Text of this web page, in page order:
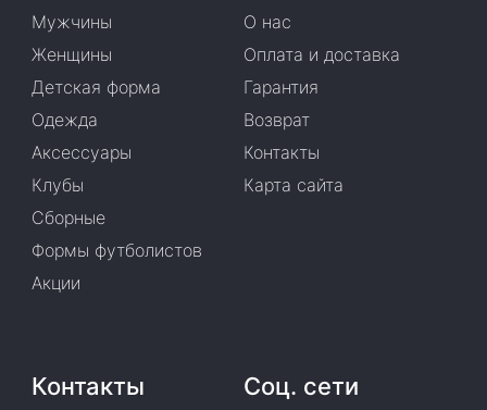
Мужчины
Женщины
Детская форма
Одежда
Аксессуары
Клубы
Сборные
Формы футболистов
Акции
О нас
Оплата и доставка
Гарантия
Возврат
Контакты
Карта сайта
Контакты Соц. сети